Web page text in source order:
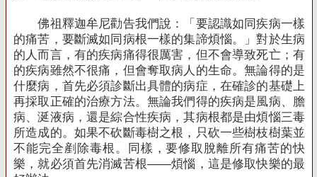
佛祖釋迦牟尼勸告我們說：「要認識如同疾病一樣
的痛苦，要斷滅如同病根一樣的集諦煩惱。」對於生病
的人而言，有的疾病痛得很厲害，但不會導致死亡；有
的疾病雖然不很痛，但會奪取病人的生命。無論得的是
什麼病，首先必須診斷出具體的病症，在確診的基礎上
再採取正確的治療方法。無論我們得的疾病是風病、膽
病、涎液病，還是綜合性疾病，其病根都是由煩惱三毒
所造成的。如果不砍斷毒樹之根，只砍一些樹枝樹葉並
不能完全剷除毒根。同樣，要修取脫離所有痛苦的快
樂，就必須首先消滅苦根——煩惱，這是修取快樂的最